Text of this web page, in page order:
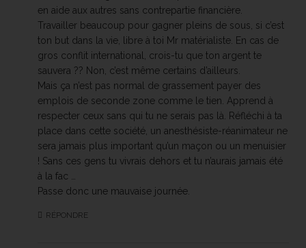
en aide aux autres sans contrepartie financière.
Travailler beaucoup pour gagner pleins de sous, si c’est
ton but dans la vie, libre à toi Mr matérialiste. En cas de
gros conflit international, crois-tu que ton argent te
sauvera ?? Non, c’est même certains d’ailleurs.
Mais ça n’est pas normal de grassement payer des
emplois de seconde zone comme le tien. Apprend à
respecter ceux sans qui tu ne serais pas là. Réfléchi à ta
place dans cette société, un anesthésiste-réanimateur ne
sera jamais plus important qu’un maçon ou un menuisier
! Sans ces gens tu vivrais dehors et tu n’aurais jamais été
à la fac …
Passe donc une mauvaise journée.
RÉPONDRE